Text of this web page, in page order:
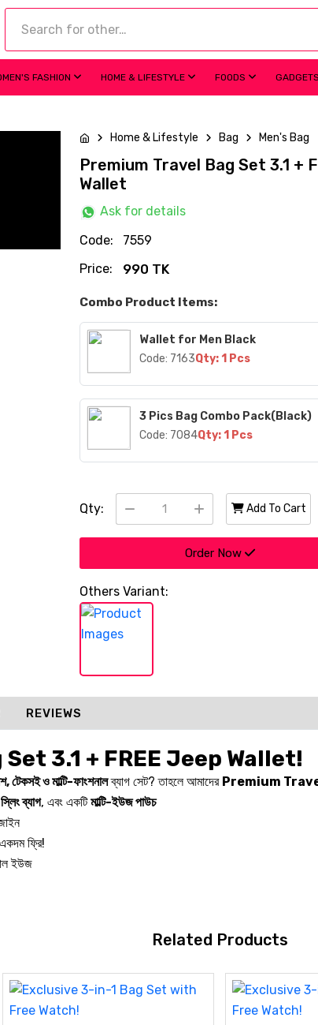
FASHION HOME & LIFESTYLE FOODS
Home & Lifestyle Bag Men's Bag
Premium Travel Bag Set 3.1 +
Wallet
Ask for details
Code:
7559
Price:
990 TK
Combo Product Items:
Wallet for Men Black
Code: 7163Qty: 1 Pcs
3 Pics Bag Combo Pack(Black)
Code: 7084Qty: 1 Pcs
Qty: Add To Cart
Order Now
Others Variant:
REVIEWS
3.1 + FREE Jeep Wallet!
টেকসই ও মাল্টি-ফাংশনালব্যাগ সেট? তাহলে আমাদের Premium
স্লিং ব্যাগ, এবং একটিমাল্টি-ইউজ পাউচ
একদম ফ্রি!
ইউজ
Related Products